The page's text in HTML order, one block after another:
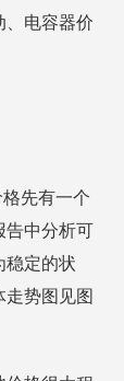
、电容器价
先有一个
告中分析可
稳定的状
势图见图